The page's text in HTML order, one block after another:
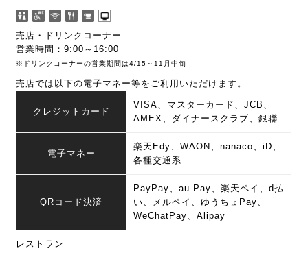
売店・ドリンクコーナー
営業時間：9:00～16:00
※ドリンクコーナーの営業期間は4/15～11月中旬
売店では以下の電子マネー等をご利用いただけます。
クレジットカード
VISA、マスターカード、JCB、
AMEX、ダイナースクラブ、銀聯
電子マネー
楽天Edy、WAON、nanaco、iD、
各種交通系
QRコード決済
PayPay、au Pay、楽天ペイ、d払
い、メルペイ、ゆうちょPay、
WeChatPay、Alipay
レストラン